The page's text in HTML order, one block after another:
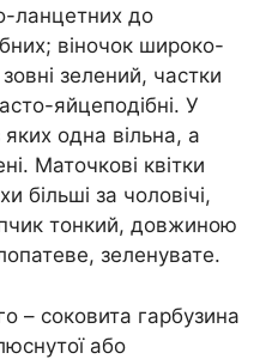
ланцетних до
віночок широко-
зелений, частки
яйцеподібні. У
яких одна вільна, а
Маточкові квітки
більші за чоловічі,
тонкий, довжиною
зеленувате.
– соковита гарбузина
або